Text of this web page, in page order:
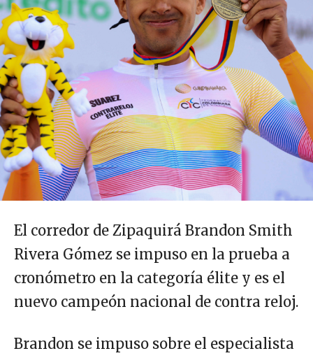
El corredor de Zipaquirá Brandon Smith
Rivera Gómez se impuso en la prueba a
cronómetro en la categoría élite y es el
nuevo campeón nacional de contra reloj.
Brandon se impuso sobre el especialista